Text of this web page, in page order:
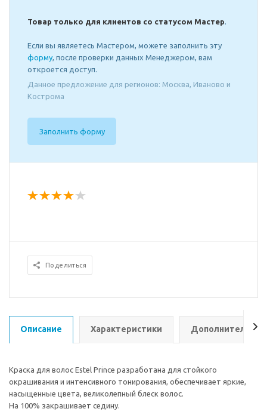
Товар только для клиентов со статусом Мастер.
Если вы являетесь Мастером, можете заполнить эту
форму, после проверки данных Менеджером, вам
откроется доступ.
Данное предложение для регионов: Москва, Иваново и
Кострома
Заполнить форму
Поделиться
Описание Характеристики Дополнительно
Краска для волос Estel Prince разработана для стойкого
окрашивания и интенсивного тонирования, обеспечивает яркие,
насыщенные цвета, великолепный блеск волос.
На 100% закрашивает седину.